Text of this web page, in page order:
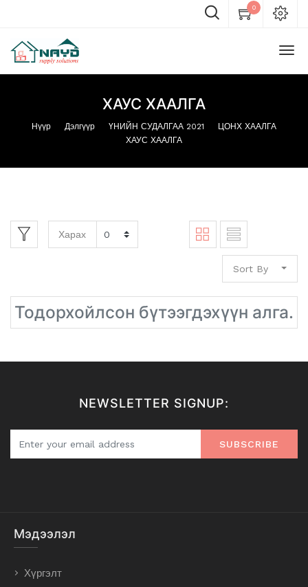
0
ХАУС ХААЛГА
Нүүр Дэлгүүр ҮНИЙН СУДАЛГАА 2021
ЦОНХ ХААЛГА
ХАУС ХААЛГА
Харах
Sort By
Тодорхойлсон бүтээгдэхүүн алга.
NEWSLETTER SIGNUP:
SUBSCRIBE
Мэдээлэл
Хүргэлт